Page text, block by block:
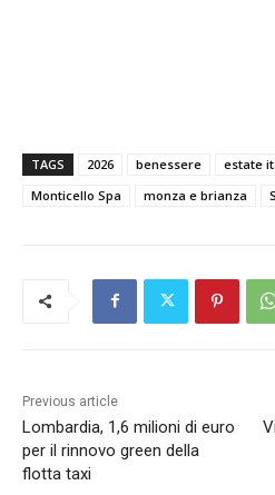
TAGS 2026 benessere estate
Monticello Spa
monza e brianza
Previous article
Lombardia, 1,6 milioni di euro
per il rinnovo green della
flotta taxi